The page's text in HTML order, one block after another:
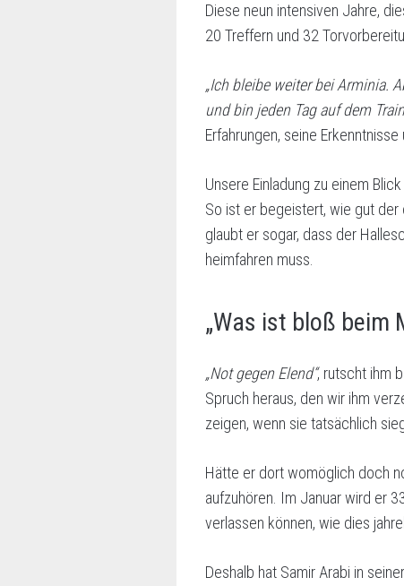
Diese neun intensiven Jahre,
20 Treffern und 32
„Ich bleibe weiter bei Arminia.
und bin jeden Tag auf dem
Erfahrungen, seine
Unsere Einladung zu einem
So ist er begeistert, wie gut der
glaubt er sogar, dass der
heimfahren muss.
„Was ist bloß beim
„Not gegen Elend“, rutscht ihm
Spruch heraus, den wir ihm
zeigen, wenn sie tatsächlich
Hätte er dort womöglich doch
aufzuhören. Im Januar wird er
verlassen können, wie dies
Deshalb hat Samir Arabi in